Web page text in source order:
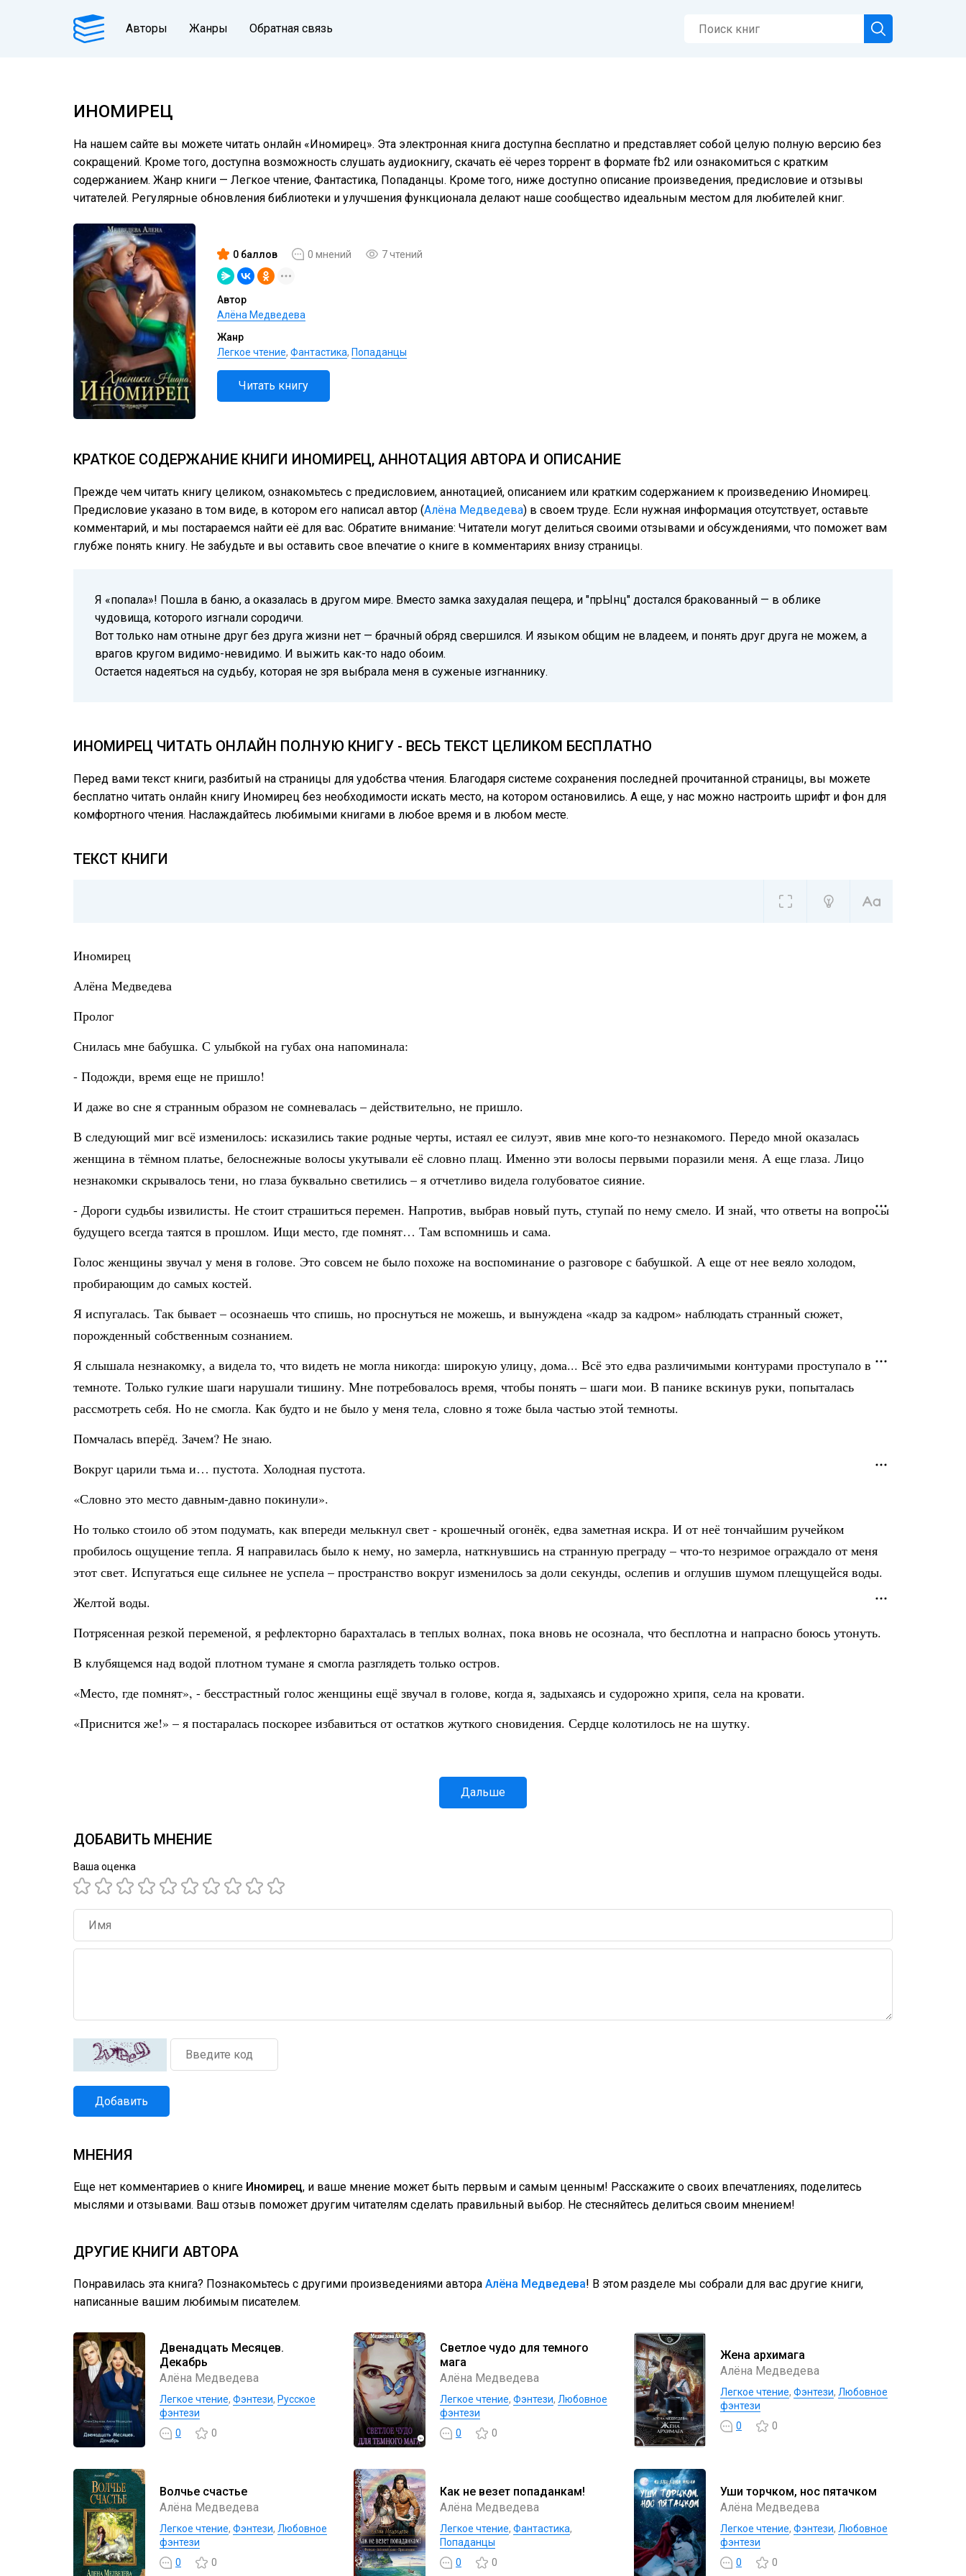
Авторы Жанры Обратная связь
ИНОМИРЕЦ
На нашем сайте вы можете читать онлайн «Иномирец». Эта электронная книга доступна бесплатно и представляет собой целую полную версию без
сокращений. Кроме того, доступна возможность слушать аудиокнигу, скачать её через торрент в формате fb2 или ознакомиться с кратким
содержанием. Жанр книги — Легкое чтение, Фантастика, Попаданцы. Кроме того, ниже доступно описание произведения, предисловие и отзывы
читателей. Регулярные обновления библиотеки и улучшения функционала делают наше сообщество идеальным местом для любителей книг.
0 баллов 0 мнений 7 чтений
Автор
Алёна Медведева
Жанр
Легкое чтение, Фантастика, Попаданцы
Читать книгу
КРАТКОЕ СОДЕРЖАНИЕ КНИГИ ИНОМИРЕЦ, АННОТАЦИЯ АВТОРА И ОПИСАНИЕ
Прежде чем читать книгу целиком, ознакомьтесь с предисловием, аннотацией, описанием или кратким содержанием к произведению Иномирец.
Предисловие указано в том виде, в котором его написал автор (Алёна Медведева) в своем труде. Если нужная информация отсутствует, оставьте
комментарий, и мы постараемся найти её для вас. Обратите внимание: Читатели могут делиться своими отзывами и обсуждениями, что поможет вам
глубже понять книгу. Не забудьте и вы оставить свое впечатие о книге в комментариях внизу страницы.
Я «попала»! Пошла в баню, а оказалась в другом мире. Вместо замка захудалая пещера, и "прЫнц" достался бракованный — в облике
чудовища, которого изгнали сородичи.
Вот только нам отныне друг без друга жизни нет — брачный обряд свершился. И языком общим не владеем, и понять друг друга не можем, а
врагов кругом видимо-невидимо. И выжить как-то надо обоим.
Остается надеяться на судьбу, которая не зря выбрала меня в суженые изгнаннику.
ИНОМИРЕЦ ЧИТАТЬ ОНЛАЙН ПОЛНУЮ КНИГУ - ВЕСЬ ТЕКСТ ЦЕЛИКОМ БЕСПЛАТНО
Перед вами текст книги, разбитый на страницы для удобства чтения. Благодаря системе сохранения последней прочитанной страницы, вы можете
бесплатно читать онлайн книгу Иномирец без необходимости искать место, на котором остановились. А еще, у нас можно настроить шрифт и фон для
комфортного чтения. Наслаждайтесь любимыми книгами в любое время и в любом месте.
ТЕКСТ КНИГИ
Иномирец
Алёна Медведева
Пролог
Снилась мне бабушка. С улыбкой на губах она напоминала:
- Подожди, время еще не пришло!
И даже во сне я странным образом не сомневалась – действительно, не пришло.
В следующий миг всё изменилось: исказились такие родные черты, истаял ее силуэт, явив мне кого-то незнакомого. Передо мной оказалась
женщина в тёмном платье, белоснежные волосы укутывали её словно плащ. Именно эти волосы первыми поразили меня. А еще глаза. Лицо
незнакомки скрывалось тени, но глаза буквально светились – я отчетливо видела голубоватое сияние.
- Дороги судьбы извилисты. Не стоит страшиться перемен. Напротив, выбрав новый путь, ступай по нему смело. И знай, что ответы на вопросы
будущего всегда таятся в прошлом. Ищи место, где помнят… Там вспомнишь и сама.
Голос женщины звучал у меня в голове. Это совсем не было похоже на воспоминание о разговоре с бабушкой. А еще от нее веяло холодом,
пробирающим до самых костей.
Я испугалась. Так бывает – осознаешь что спишь, но проснуться не можешь, и вынуждена «кадр за кадром» наблюдать странный сюжет,
порожденный собственным сознанием.
Я слышала незнакомку, а видела то, что видеть не могла никогда: широкую улицу, дома... Всё это едва различимыми контурами проступало в
темноте. Только гулкие шаги нарушали тишину. Мне потребовалось время, чтобы понять – шаги мои. В панике вскинув руки, попыталась
рассмотреть себя. Но не смогла. Как будто и не было у меня тела, словно я тоже была частью этой темноты.
Помчалась вперёд. Зачем? Не знаю.
Вокруг царили тьма и… пустота. Холодная пустота.
«Словно это место давным-давно покинули».
Но только стоило об этом подумать, как впереди мелькнул свет - крошечный огонёк, едва заметная искра. И от неё тончайшим ручейком
пробилось ощущение тепла. Я направилась было к нему, но замерла, наткнувшись на странную преграду – что-то незримое ограждало от меня
этот свет. Испугаться еще сильнее не успела – пространство вокруг изменилось за доли секунды, ослепив и оглушив шумом плещущейся воды.
Желтой воды.
Потрясенная резкой переменой, я рефлекторно барахталась в теплых волнах, пока вновь не осознала, что бесплотна и напрасно боюсь утонуть.
В клубящемся над водой плотном тумане я смогла разглядеть только остров.
«Место, где помнят», - бесстрастный голос женщины ещё звучал в голове, когда я, задыхаясь и судорожно хрипя, села на кровати.
«Приснится же!» – я постаралась поскорее избавиться от остатков жуткого сновидения. Сердце колотилось не на шутку.
Дальше
ДОБАВИТЬ МНЕНИЕ
Ваша оценка
Добавить
МНЕНИЯ
Еще нет комментариев о книге Иномирец, и ваше мнение может быть первым и самым ценным! Расскажите о своих впечатлениях, поделитесь
мыслями и отзывами. Ваш отзыв поможет другим читателям сделать правильный выбор. Не стесняйтесь делиться своим мнением!
ДРУГИЕ КНИГИ АВТОРА
Понравилась эта книга? Познакомьтесь с другими произведениями автора Алёна Медведева! В этом разделе мы собрали для вас другие книги,
написанные вашим любимым писателем.
Двенадцать Месяцев.
Декабрь
Алёна Медведева
Легкое чтение, Фэнтези, Русское
фэнтези
0
0
Светлое чудо для темного
мага
Алёна Медведева
Легкое чтение, Фэнтези, Любовное
фэнтези
0
0
Жена архимага
Алёна Медведева
Легкое чтение, Фэнтези, Любовное
фэнтези
0
0
Волчье счастье
Алёна Медведева
Легкое чтение, Фэнтези, Любовное
фэнтези
0
0
Как не везет попаданкам!
Алёна Медведева
Легкое чтение, Фантастика,
Попаданцы
0
0
Уши торчком, нос пятачком
Алёна Медведева
Легкое чтение, Фэнтези, Любовное
фэнтези
0
0